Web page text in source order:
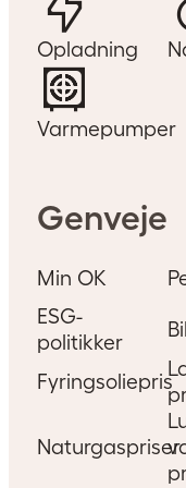
Opladning
Varmepumper
Genveje
Min OK
ESG-
politikker
Fyringsoliepris
Naturgaspriser